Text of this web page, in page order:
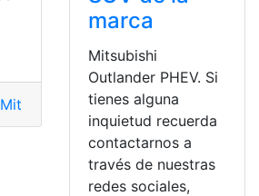
Mitsubishi Motor,Vehículo,
marca
Mitsubishi
Outlander PHEV. Si
tienes alguna
inquietud recuerda
contactarnos a
través de nuestras
redes sociales,